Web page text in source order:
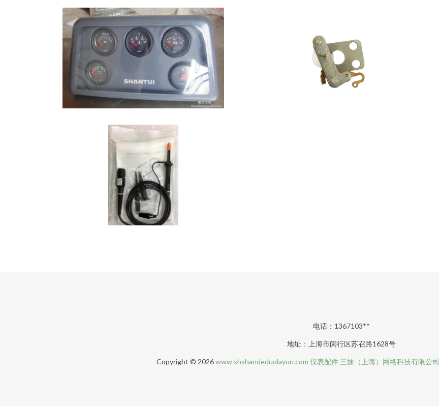
电话：1367103**
地址：上海市闵行区苏召路1628号
Copyright © 2026www.shshandeduolayun.com 仪表配件 三妹（上海）网络科技有限公司